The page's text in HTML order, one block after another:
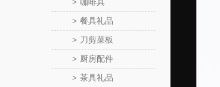
>
> 餐具礼品
> 刀剪菜板
> 厨房配件
> 茶具礼品